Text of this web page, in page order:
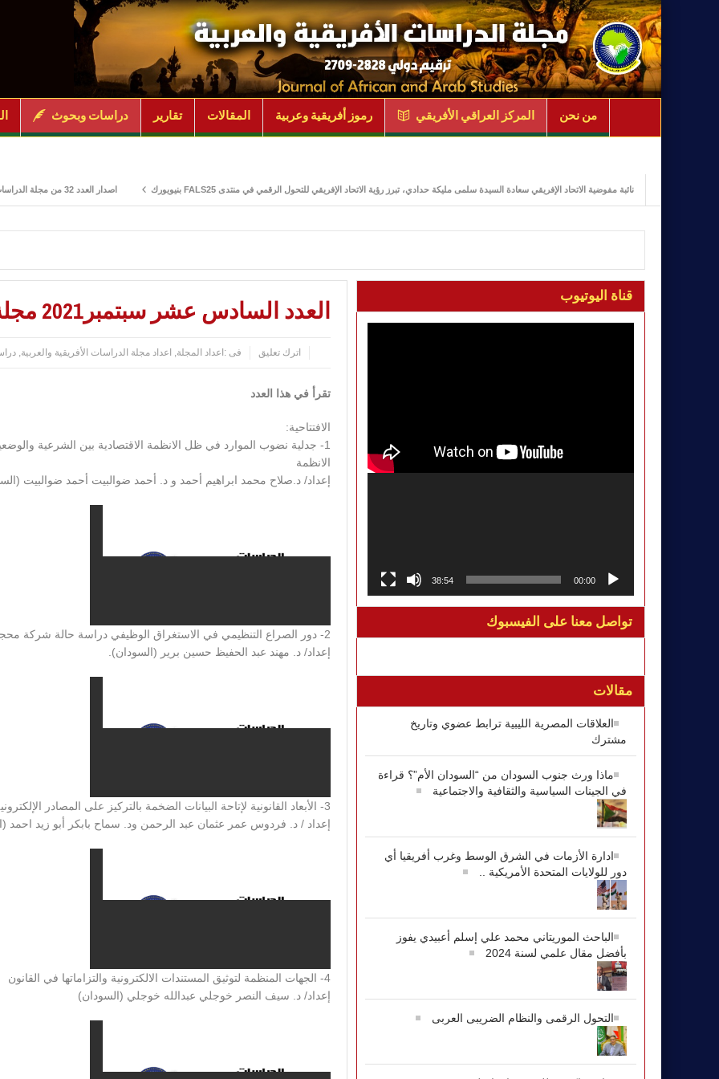
دراسات وبحوث تقارير المقالات رموز أفريقية وعربية المركز العراقي الأفريقي من نحن
اصدار العدد 32 من مجلة الدراسات الأفريقية والعربية يونيو 2025 نائبة مفوضية الاتحاد الإفريقي سعادة السيدة سلمى مليكة حدادي، تبرز رؤية الاتحاد الإفريقي للتحول الرقمي في منتدى FALS25 بنيويورك
العدد السادس عشر سبتمبر2021 مجلة الدراسات الأفريقية والعربية
فى : اعداد المجلة, اعداد مجلة الدراسات الأفريقية والعربية, اترك تعليق
تقرأ فيهذا العدد
الافتتاحية:
1- جدلية نضوب الموارد في ظل الانظمة الاقتصادية بين الشرعية
الانظمة
إعداد/ د.صلاح محمد ابراهيم أحمد و د. أحمد ضوالبيت أحمد ضوالبيت
2- دور الصراع التنظيمي في الاستغراق الوظيفي دراسة حالة شركة محجوب أولاد – ولاية القضارف .
إعداد/ د. مهند عبد الحفيظ حسين برير (السودان).
3- الأبعاد القانونية لإتاحة البيانات الضخمة بالتركيز على المصادر الإلكترونية دراسة مسحية للمكتبات الجامعية السودانية
إعداد / د. فردوس عمر عثمان عبد الرحمن ود. سماح بابكر أبو زيد احمد
4- الجهات المنظمة لتوثيق المستندات الالكترونية والتزاماتها في القانون
إعداد/ د. سيف النصر خوجلي عبدالله خوجلي (السودان)
قناة اليوتيوب
00:00
38:54
تواصل معنا على الفيسبوك
مقالات
العلاقات المصرية الليبية ترابط عضوي وتاريخ
مشترك
ماذا ورث جنوب السودان من “السودان الأم”؟ قراءة
في الجينات السياسية والثقافية والاجتماعية
ادارة الأزمات في الشرق الوسط وغرب أفريقيا أي
دور للولايات المتحدة الأمريكية ..
الباحث الموريتاني محمد علي إسلم أعبيدي يفوز
بأفضل مقال علمي لسنة 2024
التحول الرقمى والنظام الضريبى العربى